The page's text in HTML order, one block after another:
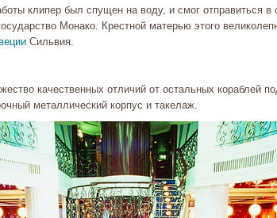
клипер был спущен на воду, и смог отправиться в
Монако. Крестной матерью этого
Сильвия.
качественных отличий от остальных кораблей
металлический корпус и такелаж.